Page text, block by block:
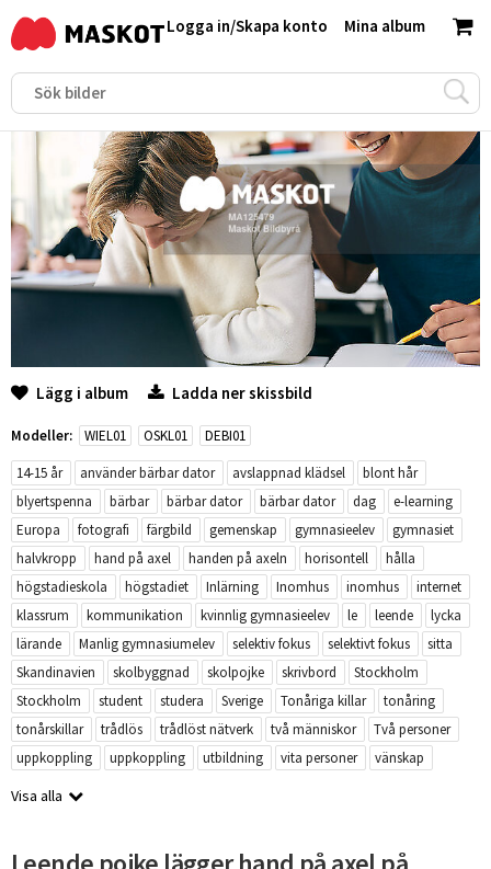
Mina album
Logga in/Skapa konto
Lägg i album Ladda ner skissbild
Modeller: WIEL01 OSKL01
DEBI01
14-15 år
använder bärbar dator avslappnad klädsel
blont hår
blyertspenna
bärbar bärbar dator bärbar dator dag
e-learning
Europa
fotografi färgbild gemenskap gymnasieelev
gymnasiet
halvkropp
hand på axel handen på axeln horisontell
hålla
högstadieskola
högstadiet Inlärning Inomhus inomhus
internet
klassrum
kommunikation kvinnlig gymnasieelev le leende
lycka
lärande
Manlig gymnasiumelev selektiv fokus selektivt fokus
sitta
Skandinavien
skolbyggnad skolpojke skrivbord
Stockholm
Stockholm
student studera Sverige Tonåriga killar
tonåring
tonårskillar
trådlös trådlöst nätverk två människor
Två personer
uppkoppling
uppkoppling utbildning vita personer vänskap
Visa alla